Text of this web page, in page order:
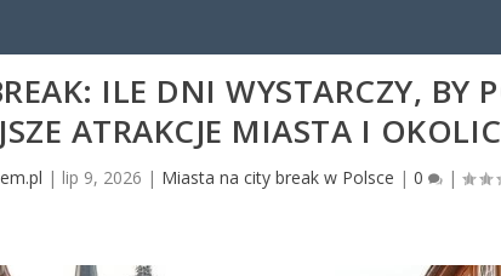
ILE DNI WYSTARCZY, BY
ATRAKCJE MIASTA I
| lip 9, 2026 | Miasta na city break w Polsce |0 |